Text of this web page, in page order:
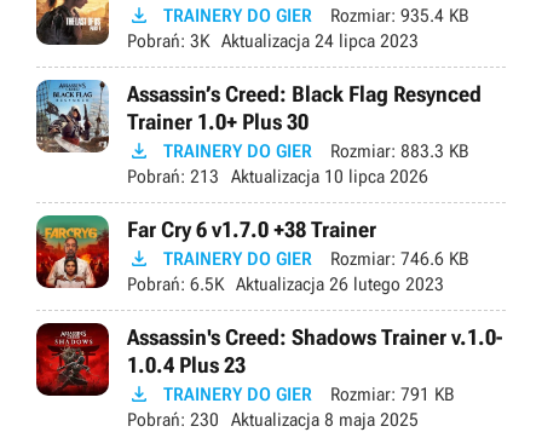
 TRAINERY DO GIER Rozmiar: 935.4 KB
Pobrań: 3K Aktualizacja 24 lipca 2023
Assassin’s Creed: Black Flag Resynced
Trainer 1.0+ Plus 30
 TRAINERY DO GIER Rozmiar: 883.3 KB
Pobrań: 213 Aktualizacja 10 lipca 2026
Far Cry 6 v1.7.0 +38 Trainer
 TRAINERY DO GIER Rozmiar: 746.6 KB
Pobrań: 6.5K Aktualizacja 26 lutego 2023
Assassin's Creed: Shadows Trainer v.1.0-
1.0.4 Plus 23
 TRAINERY DO GIER Rozmiar: 791 KB
Pobrań: 230 Aktualizacja 8 maja 2025